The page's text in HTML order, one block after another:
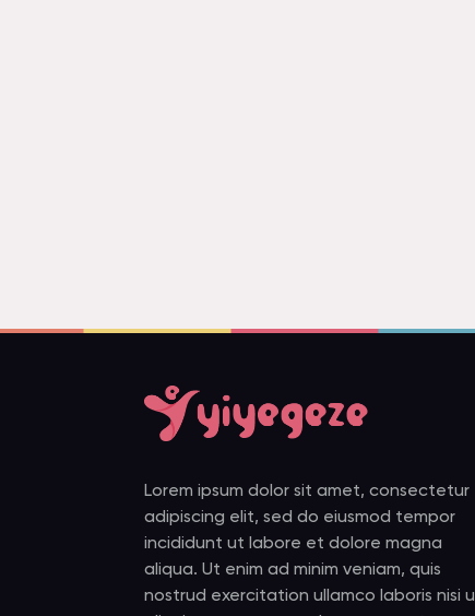
Lorem ipsum dolor sit amet, consectetur
adipiscing elit, sed do eiusmod tempor
incididunt ut labore et dolore magna
aliqua. Ut enim ad minim veniam, quis
nostrud exercitation ullamco laboris nisi